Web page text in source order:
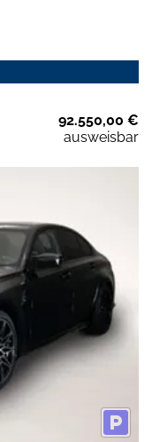
92.550,00 €
ausweisbar